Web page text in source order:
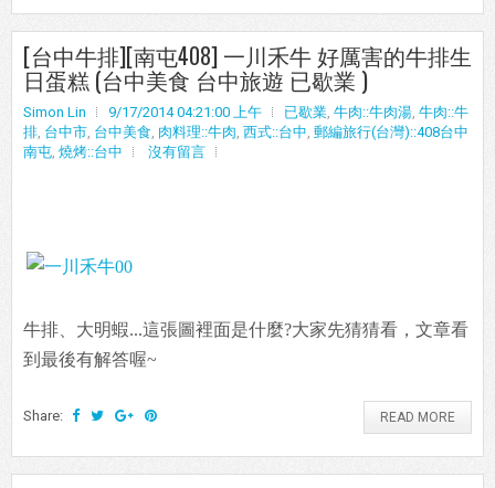
[台中牛排][南屯408] 一川禾牛 好厲害的牛排生
日蛋糕 (台中美食 台中旅遊 已歇業 )
Simon Lin 9/17/2014 04:21:00 上午 已歇業, 牛肉::牛肉湯, 牛肉::牛
排, 台中市, 台中美食, 肉料理::牛肉, 西式::台中, 郵編旅行(台灣)::408台中
南屯, 燒烤::台中 沒有留言
牛排、大明蝦...這張圖裡面是什麼?大家先猜猜看，文章看
到最後有解答喔~
Share: READ MORE